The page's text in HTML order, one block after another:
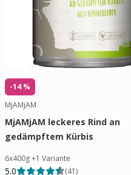
-14 %
MjAMjAM
MjAMjAM leckeres Rind an
gedämpftem Kürbis
6x400g+1 Variante
5.0 (41)